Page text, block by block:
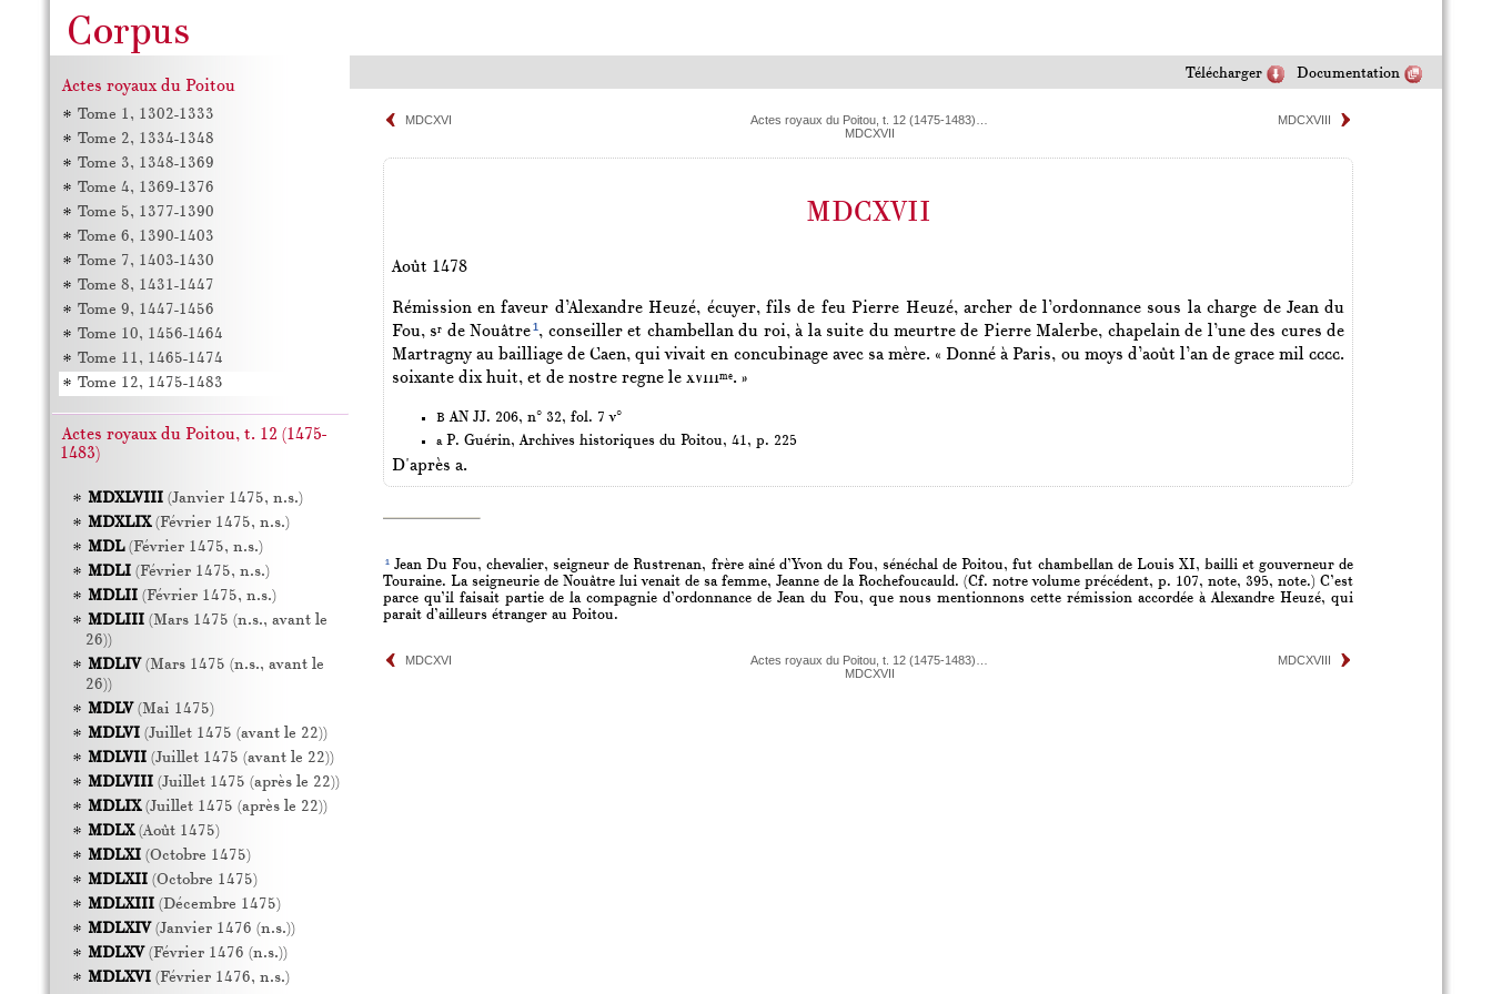
Documentation
Télécharger
MDCXVI MDCXVIII
Actes royaux du Poitou, t. 12 (1475-1483)…
MDCXVII
MDCXVII
Août 1478
Rémission en faveur d’Alexandre Heuzé, écuyer, fils de feu Pierre Heuzé, archer de l’ordonnance sous la charge de Jean du
Fou, sr de Nouâtre 1 , conseiller et chambellan du roi, à la suite du meurtre de Pierre Malerbe, chapelain de l’une des cures de
Martragny au bailliage de Caen, qui vivait en concubinage avec sa mère. « Donné à Paris, ou moys d’août l’an de grace milcccc.
soixante dix huit, et de nostre regne le xviiime. »
B AN JJ. 206, n° 32, fol. 7 v°
aP. Guérin,Archives historiques du Poitou, 41, p. 225
D'après a.
1Jean Du Fou, chevalier, seigneur de Rustrenan, frère aîné d’Yvon du Fou, sénéchal de Poitou, fut chambellan de Louis XI, bailli et gouverneur de
Touraine. La seigneurie de Nouâtre lui venait de sa femme, Jeanne de la Rochefoucauld. (Cf. notre volume précédent, p. 107, note, 395, note.) C’est
parce qu’il faisait partie de la compagnie d’ordonnance de Jean du Fou, que nous mentionnons cette rémission accordée à Alexandre Heuzé, qui
paraît d’ailleurs étranger au Poitou.
MDCXVI MDCXVIII
Actes royaux du Poitou, t. 12 (1475-1483)…
MDCXVII
Actes royaux du Poitou
Tome 1, 1302-1333
Tome 2, 1334-1348
Tome 3, 1348-1369
Tome 4, 1369-1376
Tome 5, 1377-1390
Tome 6, 1390-1403
Tome 7, 1403-1430
Tome 8, 1431-1447
Tome 9, 1447-1456
Tome 10, 1456-1464
Tome 11, 1465-1474
Tome 12, 1475-1483
Actes royaux du Poitou, t. 12 (1475-
1483)
MDXLVIII(Janvier 1475, n.s.)
MDXLIX(Février 1475, n.s.)
MDL(Février 1475, n.s.)
MDLI(Février 1475, n.s.)
MDLII(Février 1475, n.s.)
MDLIII(Mars 1475 (n.s., avant le
26))
MDLIV(Mars 1475 (n.s., avant le
26))
MDLV(Mai 1475)
MDLVI(Juillet 1475 (avant le 22))
MDLVII(Juillet 1475 (avant le 22))
MDLVIII(Juillet 1475 (après le 22))
MDLIX(Juillet 1475 (après le 22))
MDLX(Août 1475)
MDLXI(Octobre 1475)
MDLXII(Octobre 1475)
MDLXIII(Décembre 1475)
MDLXIV(Janvier 1476 (n.s.))
MDLXV(Février 1476 (n.s.))
MDLXVI(Février 1476, n.s.)